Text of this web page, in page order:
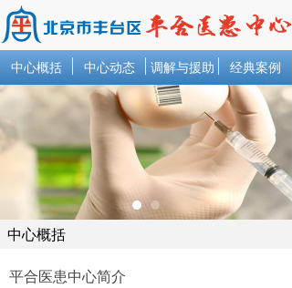
中心概括 中心动态 调解与援助 经典案例
中心概括
平合医患中心简介